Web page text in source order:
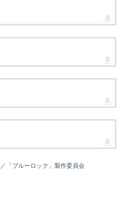
「ブルーロック」製作委員会